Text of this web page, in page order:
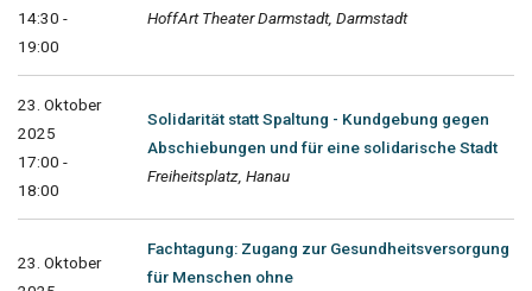
14:30 -
19:00
HoffArt Theater Darmstadt, Darmstadt
23. Oktober
2025
17:00 -
18:00
Solidarität statt Spaltung - Kundgebung gegen
Abschiebungen und für eine solidarische Stadt
Freiheitsplatz, Hanau
23. Oktober
Fachtagung: Zugang zur Gesundheitsversorgung
für Menschen ohne